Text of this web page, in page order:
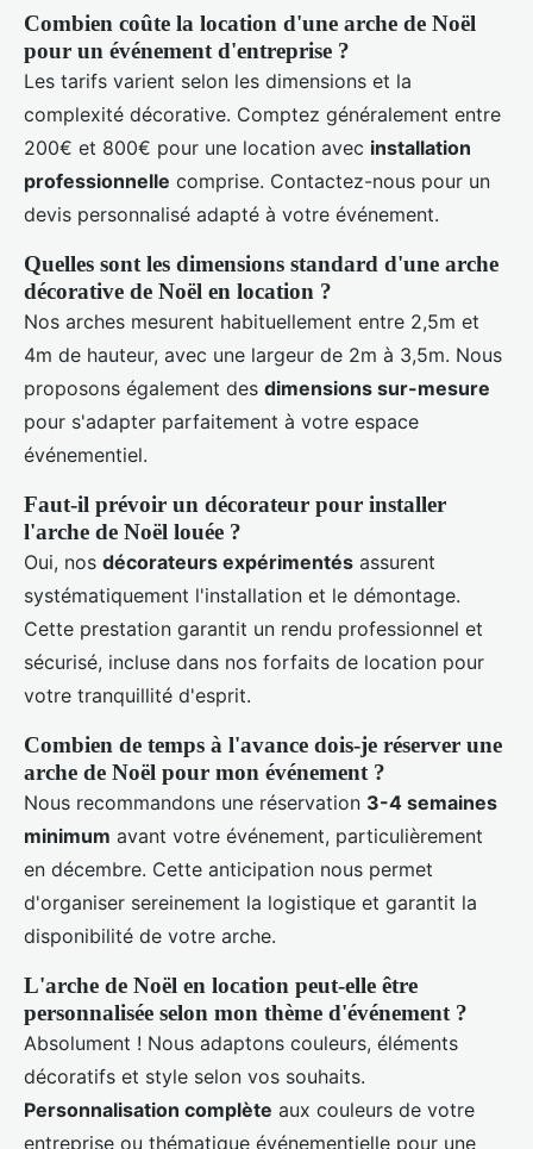
Combien coûte la location d'une arche de Noël
pour un événement d'entreprise ?
Les tarifs varient selon les dimensions et la
complexité décorative. Comptez généralement entre
200€ et 800€ pour une location avec installation
professionnelle comprise. Contactez-nous pour un
devis personnalisé adapté à votre événement.
Quelles sont les dimensions standard d'une arche
décorative de Noël en location ?
Nos arches mesurent habituellement entre 2,5m et
4m de hauteur, avec une largeur de 2m à 3,5m. Nous
proposons également des dimensions sur-mesure
pour s'adapter parfaitement à votre espace
événementiel.
Faut-il prévoir un décorateur pour installer
l'arche de Noël louée ?
Oui, nos décorateurs expérimentés assurent
systématiquement l'installation et le démontage.
Cette prestation garantit un rendu professionnel et
sécurisé, incluse dans nos forfaits de location pour
votre tranquillité d'esprit.
Combien de temps à l'avance dois-je réserver une
arche de Noël pour mon événement ?
Nous recommandons une réservation 3-4 semaines
minimum avant votre événement, particulièrement
en décembre. Cette anticipation nous permet
d'organiser sereinement la logistique et garantit la
disponibilité de votre arche.
L'arche de Noël en location peut-elle être
personnalisée selon mon thème d'événement ?
Absolument ! Nous adaptons couleurs, éléments
décoratifs et style selon vos souhaits.
Personnalisation complète aux couleurs de votre
entreprise ou thématique événementielle pour une